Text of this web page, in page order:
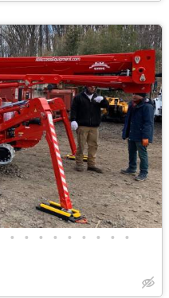
• • • • • • • • •